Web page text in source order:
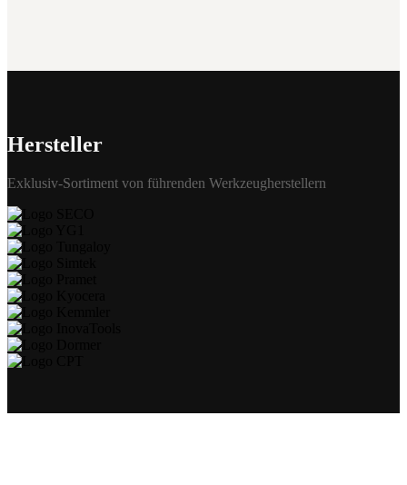
Hersteller
Exklusiv-Sortiment von führenden Werkzeugherstellern